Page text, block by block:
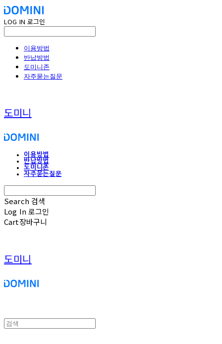
LOG IN 로그인
이용방법
반납방법
도미니존
자주묻는질문
도미니
이용방법
반납방법
도미니존
자주묻는질문
Search 검색
Log In로그인
Cart장바구니
도미니